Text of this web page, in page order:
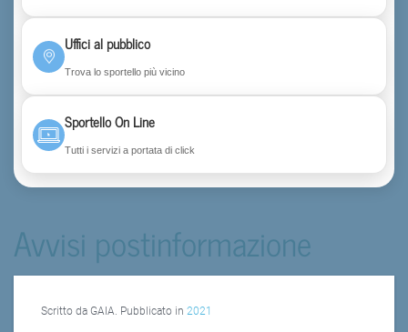
Uffici al pubblico
Trova lo sportello più vicino
Sportello On Line
Tutti i servizi a portata di click
Avvisi postinformazione
Scritto da GAIA. Pubblicato in 2021